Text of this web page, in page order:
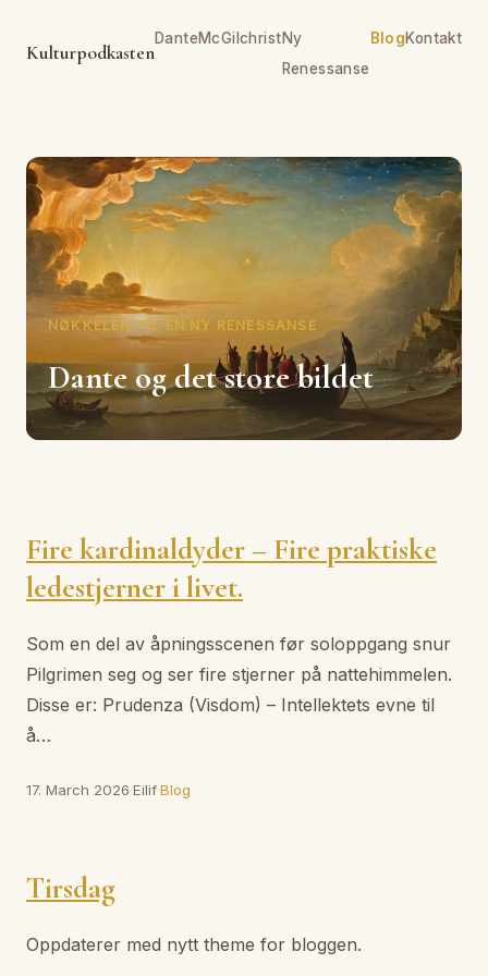
Kulturpodkasten
DanteMcGilchristNy
Renessanse
BlogKontakt
NØKKELEN TIL EN NY RENESSANSE
Dante og det store bildet
Fire kardinaldyder – Fire praktiske
ledestjerner i livet.
Som en del av åpningsscenen før soloppgang snur
Pilgrimen seg og ser fire stjerner på nattehimmelen.
Disse er: Prudenza (Visdom) – Intellektets evne til
å…
17. March 2026·Eilif·Blog
Tirsdag
Oppdaterer med nytt theme for bloggen.